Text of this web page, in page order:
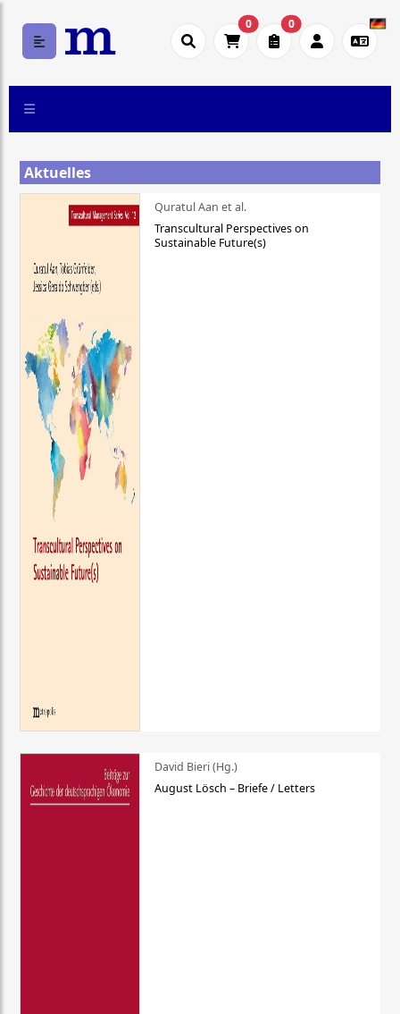
0 0
Aktuelles
Quratul Aan et al.
Transcultural Perspectives on
Sustainable Future(s)
David Bieri (Hg.)
August Lösch – Briefe / Letters